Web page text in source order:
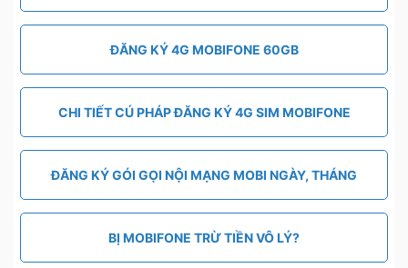
ĐĂNG KÝ 4G MOBIFONE 60GB
CHI TIẾT CÚ PHÁP ĐĂNG KÝ 4G SIM MOBIFONE
ĐĂNG KÝ GÓI GỌI NỘI MẠNG MOBI NGÀY, THÁNG
BỊ MOBIFONE TRỪ TIỀN VÔ LÝ?